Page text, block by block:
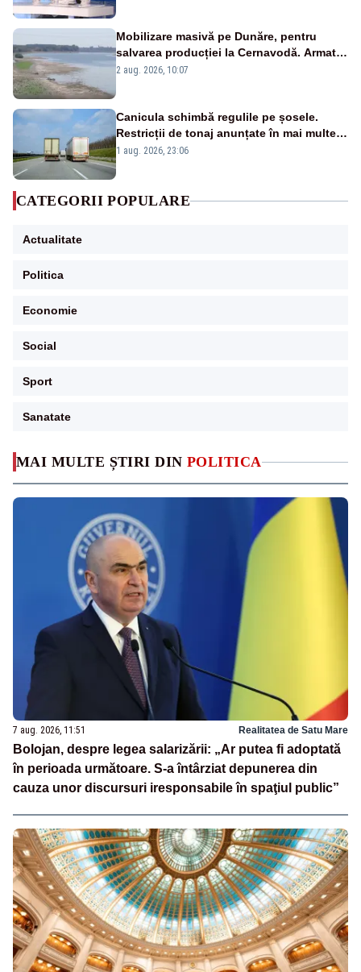
MAI MULTE ȘTIRI DIN POLITICA
7 aug. 2026, 11:51 Realitatea de Satu Mare
Bolojan, despre legea salarizării: „Ar putea fi adoptată
în perioada următoare. S-a întârziat depunerea din
cauza unor discursuri iresponsabile în spaţiul public”
Mobilizare masivă pe Dunăre, pentru
salvarea producției la Cernavodă. Armata
va detona o stâncă și va devia apa
2 aug. 2026, 10:07
Canicula schimbă regulile pe șosele.
Restricții de tonaj anunțate în mai multe
județe
1 aug. 2026, 23:06
CATEGORII POPULARE
Actualitate
Politica
Economie
Social
Sport
Sanatate